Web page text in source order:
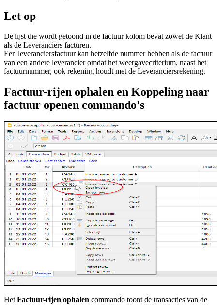
Let op
De lijst die wordt getoond in de factuur kolom bevat zowel de Klant
als de Leveranciers facturen.
Een leveranciersfactuur kan hetzelfde nummer hebben als de factuur
van een andere leverancier omdat het weergavecriterium, naast het
factuurnummer, ook rekening houdt met de Leveranciersrekening.
Factuur-rijen ophalen en Koppeling naar
factuur openen commando's
Het Factuur-rijen ophalen commando toont de transacties van de